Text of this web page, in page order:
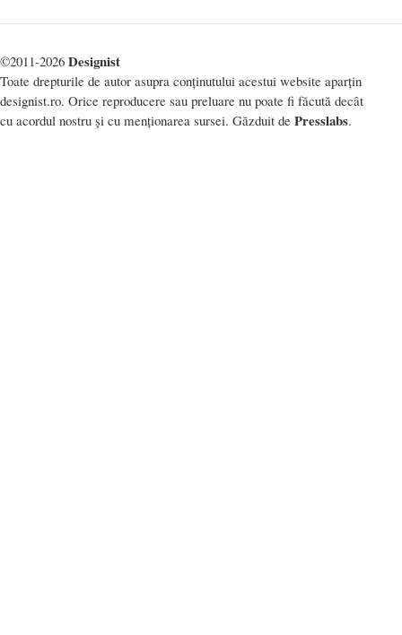
©2011-2026 Designist
Toate drepturile de autor asupra conținutului acestui website aparțin
designist.ro. Orice reproducere sau preluare nu poate fi făcută decât
cu acordul nostru și cu menționarea sursei. Găzduit de Presslabs.